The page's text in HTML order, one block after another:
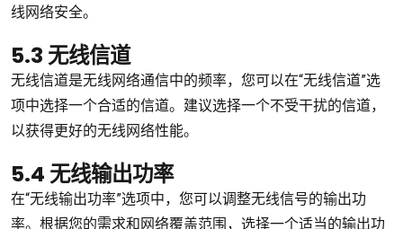
线网络安全。
5.3 无线信道
无线信道是无线网络通信中的频率，您可以在“无线信道”选
项中选择一个合适的信道。建议选择一个不受干扰的信道，
以获得更好的无线网络性能。
5.4 无线输出功率
在“无线输出功率”选项中，您可以调整无线信号的输出功
率。根据您的需求和网络覆盖范围，选择一个适当的输出功